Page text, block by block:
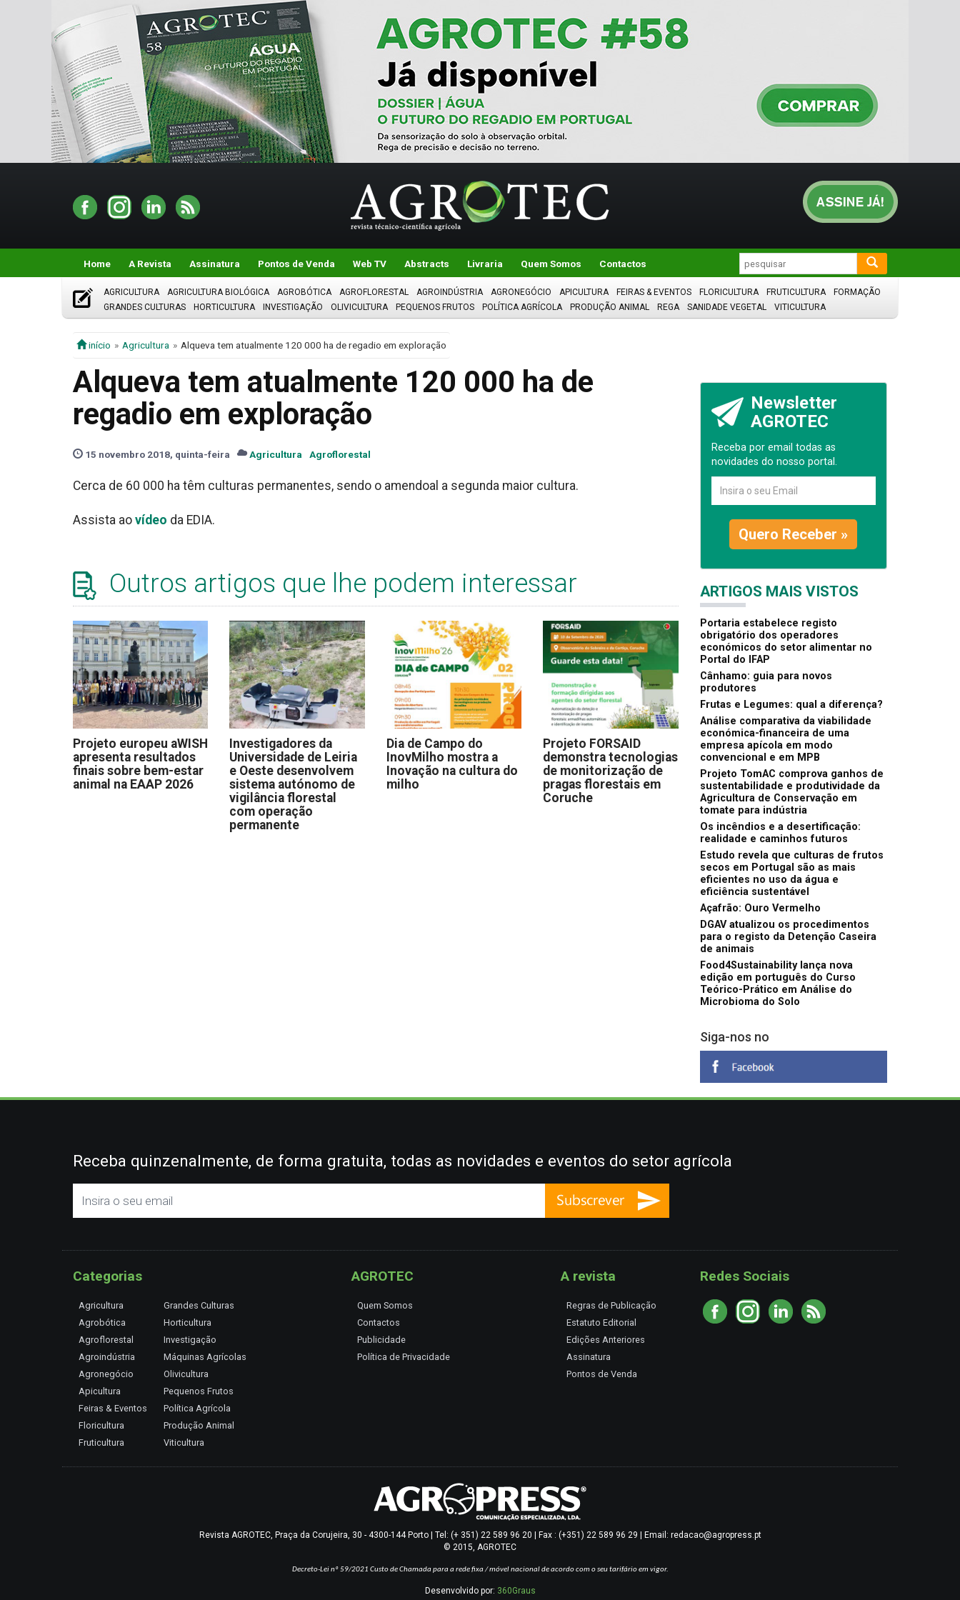
Home A Revista Assinatura Pontos de Venda Web TV Abstracts Livraria Quem Somos Contactos
AGRICULTURA AGRICULTURA BIOLÓGICA AGROBÓTICA AGROFLORESTAL AGROINDÚSTRIA AGRONEGÓCIO APICULTURA FEIRAS & EVENTOS FLORICULTURA FRUTICULTURA
FORMAÇÃO
GRANDES CULTURAS
HORTICULTURA INVESTIGAÇÃO OLIVICULTURA PEQUENOS FRUTOS POLÍTICA AGRÍCOLA PRODUÇÃO ANIMAL REGA SANIDADE VEGETAL VITICULTURA
início Agricultura Alqueva tem atualmente 120 000 ha de regadio em exploração
Alqueva tem atualmente 120 000 ha de
regadio em exploração
15 novembro 2018, quinta-feira Agricultura Agroflorestal
Cerca de 60 000 ha têm culturas permanentes, sendo o amendoal a segunda maior cultura.
Assista ao vídeo da EDIA.
Outros artigos que lhe podem interessar
Projeto europeu aWISH
apresenta resultados
finais sobre bem-estar
animal na EAAP 2026
Investigadores da
Universidade de Leiria
e Oeste desenvolvem
sistema autónomo de
vigilância florestal
com operação
permanente
Dia de Campo do
InovMilho mostra a
Inovação na cultura do
milho
Projeto FORSAID
demonstra tecnologias
de monitorização de
pragas florestais em
Coruche
Newsletter
AGROTEC
Receba por email todas as
novidades do nosso portal.
Quero Receber »
ARTIGOS MAIS VISTOS
Portaria estabelece registo
obrigatório dos operadores
económicos do setor alimentar no
Portal do IFAP
Cânhamo: guia para novos
produtores
Frutas e Legumes: qual a diferença?
Análise comparativa da viabilidade
económica-financeira de uma
empresa apícola em modo
convencional e em MPB
Projeto TomAC comprova ganhos de
sustentabilidade e produtividade da
Agricultura de Conservação em
tomate para indústria
Os incêndios e a desertificação:
realidade e caminhos futuros
Estudo revela que culturas de frutos
secos em Portugal são as mais
eficientes no uso da água e
eficiência sustentável
Açafrão: Ouro Vermelho
DGAV atualizou os procedimentos
para o registo da Detenção Caseira
de animais
Food4Sustainability lança nova
edição em português do Curso
Teórico-Prático em Análise do
Microbioma do Solo
Siga-nos no
Receba quinzenalmente, de forma gratuita, todas as novidades e eventos do setor agrícola
Categorias
Agricultura
Agrobótica
Agroflorestal
Agroindústria
Agronegócio
Apicultura
Feiras & Eventos
Floricultura
Fruticultura
Grandes Culturas
Horticultura
Investigação
Máquinas Agrícolas
Olivicultura
Pequenos Frutos
Política Agrícola
Produção Animal
Viticultura
AGROTEC
Quem Somos
Contactos
Publicidade
Política de Privacidade
A revista
Regras de Publicação
Estatuto Editorial
Edições Anteriores
Assinatura
Pontos de Venda
Redes Sociais
Revista AGROTEC, Praça da Corujeira, 30 - 4300-144 Porto | Tel: (+ 351) 22 589 96 20 | Fax : (+351) 22 589 96 29 | Email: redacao@agropress.pt
© 2015, AGROTEC
Decreto-Lei nº 59/2021 Custo de Chamada para a rede fixa / móvel nacional de acordo com o seu tarifário em vigor.
Desenvolvido por: 360Graus